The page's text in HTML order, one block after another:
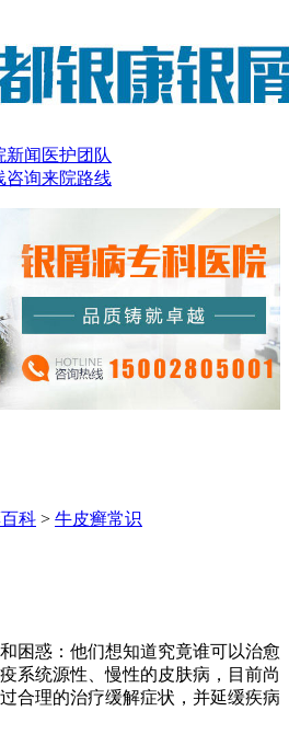
新闻 医护团队
咨询来院路线
科 > 牛皮癣常识
困惑：他们想知道究竟谁可以治愈
系统源性、慢性的皮肤病，目前尚
合理的治疗缓解症状，并延缓疾病